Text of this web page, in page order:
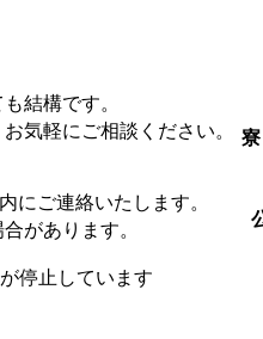
結構です。
気軽にご相談ください。
にご連絡いたします。
があります。
停止しています